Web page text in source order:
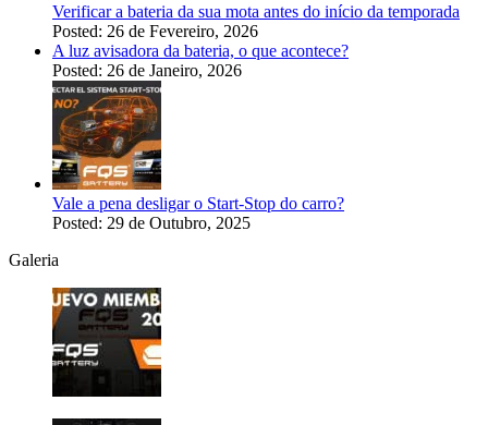
Verificar a bateria da sua mota antes do início da temporada
Posted: 26 de Fevereiro, 2026
A luz avisadora da bateria, o que acontece?
Posted: 26 de Janeiro, 2026
Vale a pena desligar o Start-Stop do carro?
Posted: 29 de Outubro, 2025
Galeria